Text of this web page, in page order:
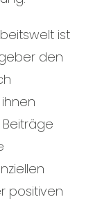
ist
den
positiven